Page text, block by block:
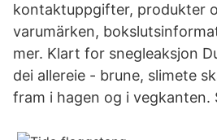
kontaktuppgifter, produkter
varumärken,
mer. Klart for snegleaksjon
dei allereie - brune, slimete
fram i hagen og i vegkanten.